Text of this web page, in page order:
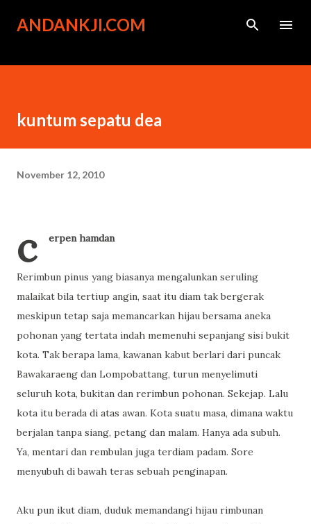
Langsung ke konten utama
ANDANKJI.COM
kuntum sepatu dea
November 12, 2010
c erpen hamdan
Rerimbun pinus yang biasanya mengalunkan seruling
malaikat bila tertiup angin, saat itu diam tak bergerak
meskipun tetap saja memancarkan hijau bersama aneka
pohonan yang tertata indah memenuhi sepanjang sisi bukit
kota. Tak berapa lama, kawanan kabut berlari dari puncak
Bawakaraeng dan Lompobattang, turun menyelimuti
seluruh kota, bukitan dan rerimbun pohonan. Sekejap. Lalu
kota itu berada di atas awan. Kota suatu masa, dimana waktu
berjalan tanpa siang, petang dan malam. Hanya ada subuh.
Ya, mentari dan rembulan juga terdiam padam. Sore
menyubuh di bawah teras sebuah penginapan.
Aku pun ikut diam, duduk memandangi hijau rimbunan